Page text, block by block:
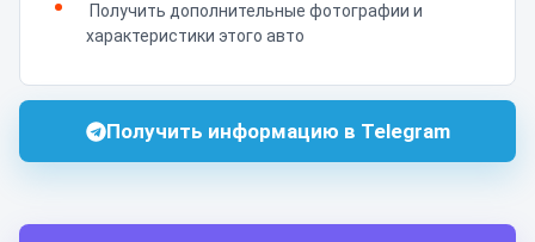
Получить дополнительные фотографии и
характеристики этого авто
Получить информацию в Telegram